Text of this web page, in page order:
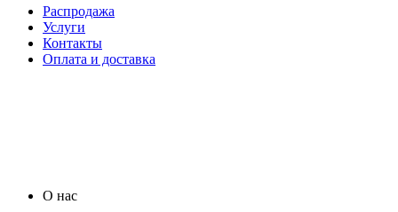
Распродажа
Услуги
Контакты
Оплата и доставка
О нас